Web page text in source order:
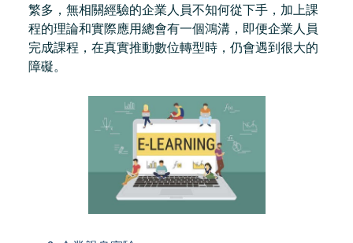
繁多，無相關經驗的企業人員不知何從下手，加上課
程的理論和實際應用總會有一個鴻溝，即便企業人員
完成課程，在真實推動數位轉型時，仍會遇到很大的
障礙。